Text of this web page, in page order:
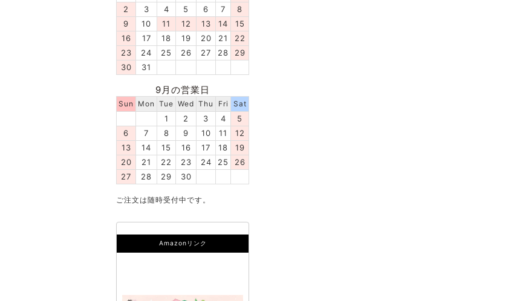
2
3 4 5 6 7
8
9
10 11 12 13 14
15
16
17 18 19 20 21
22
23
24 25 26 27 28
29
30
31
9月の営業日
Sun Mon Tue Wed Thu Fri Sat
1 2 3 4
5
6
7 8 9 10 11
12
13
14 15 16 17 18
19
20
21 22 23 24 25
26
27
28 29 30
ご注文は随時受付中です。
Amazonリンク